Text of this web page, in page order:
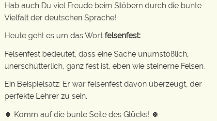
Hab auch Du viel Freude beim Stöbern durch die bunte
Vielfalt der deutschen Sprache!
Heute geht es um das Wort felsenfest:
Felsenfest bedeutet, dass eine Sache unumstößlich,
unerschütterlich, ganz fest ist, eben wie steinerne Felsen.
Ein Beispielsatz: Er war felsenfest davon überzeugt, der
perfekte Lehrer zu sein.
🍀 Komm auf die bunte Seite des Glücks! 🍀